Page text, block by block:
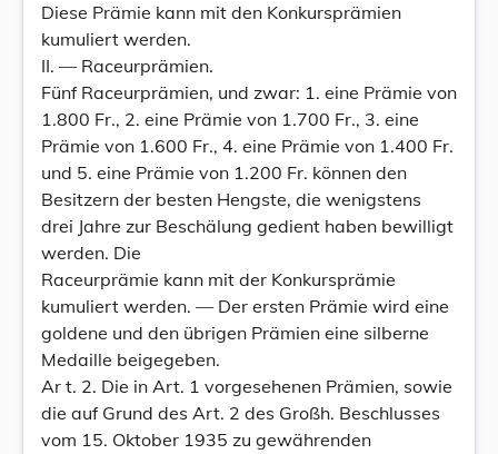
Diese Prämie kann mit den Konkursprämien
kumuliert werden.
II. — Raceurprämien.
Fünf Raceurprämien, und zwar: 1. eine Prämie von
1.800 Fr., 2. eine Prämie von 1.700 Fr., 3. eine
Prämie von 1.600 Fr., 4. eine Prämie von 1.400 Fr.
und 5. eine Prämie von 1.200 Fr. können den
Besitzern der besten Hengste, die wenigstens
drei Jahre zur Beschälung gedient haben bewilligt
werden. Die
Raceurprämie kann mit der Konkursprämie
kumuliert werden. — Der ersten Prämie wird eine
goldene und den übrigen Prämien eine silberne
Medaille beigegeben.
Ar t. 2. Die in Art. 1 vorgesehenen Prämien, sowie
die auf Grund des Art. 2 des Großh. Beschlusses
vom 15. Oktober 1935 zu gewährenden